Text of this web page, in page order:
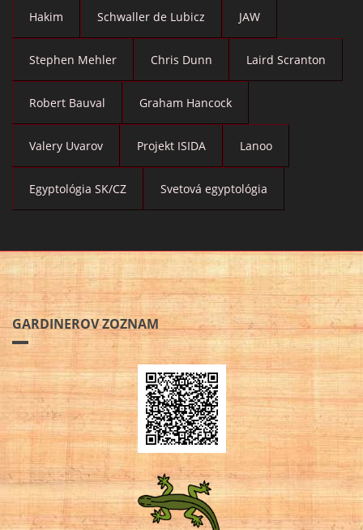
Hakim Schwaller de Lubicz JAW
Stephen Mehler Chris Dunn Laird Scranton
Robert Bauval Graham Hancock
Valery Uvarov Projekt ISIDA Lanoo
Egyptológia SK/CZ Svetová egyptológia
GARDINEROV ZOZNAM